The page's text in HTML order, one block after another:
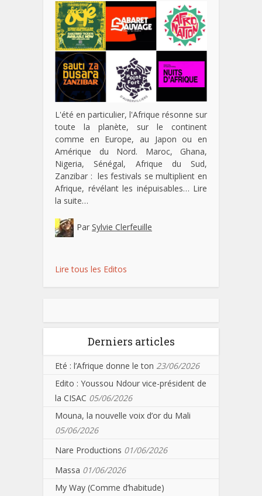
L'été en particulier, l'Afrique résonne sur
toute la planète, sur le continent
comme en Europe, au Japon ou en
Amérique du Nord. Maroc, Ghana,
Nigeria, Sénégal, Afrique du Sud,
Zanzibar : les festivals se multiplient en
Afrique, révélant les inépuisables… Lire
la suite…
Par Sylvie Clerfeuille
Lire tous les Editos
Derniers articles
Eté : l’Afrique donne le ton 23/06/2026
Edito : Youssou Ndour vice-président de
la CISAC 05/06/2026
Mouna, la nouvelle voix d’or du Mali
05/06/2026
Nare Productions 01/06/2026
Massa 01/06/2026
My Way (Comme d’habitude)